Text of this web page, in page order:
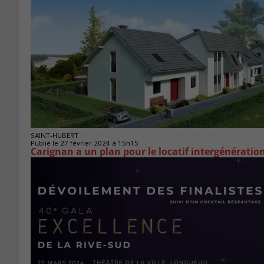
SAINT-HUBERT
Publié le 27 février 2024 à 15h15
Carignan a un plan pour le locatif